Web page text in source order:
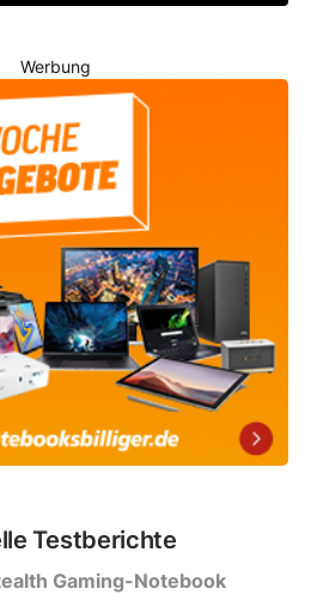
Werbung
Testberichte
Gaming-Notebook